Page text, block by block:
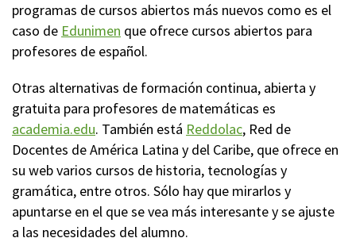
programas de cursos abiertos más nuevos como es el
caso de Edunimen que ofrece cursos abiertos para
profesores de español.
Otras alternativas de formación continua, abierta y
gratuita para profesores de matemáticas es
academia.edu. También está Reddolac, Red de
Docentes de América Latina y del Caribe, que ofrece en
su web varios cursos de historia, tecnologías y
gramática, entre otros. Sólo hay que mirarlos y
apuntarse en el que se vea más interesante y se ajuste
a las necesidades del alumno.